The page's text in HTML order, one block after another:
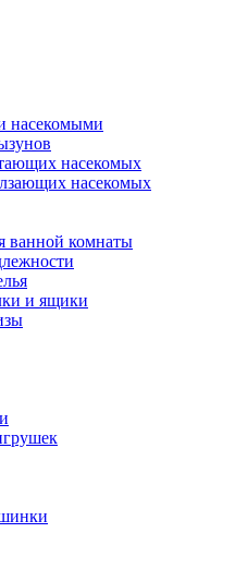
насекомыми
насекомых
насекомых
ванной комнаты
и ящики